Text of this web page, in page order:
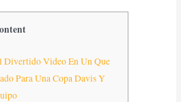
Divertido Video En Un Que
Para Una Copa Davis Y